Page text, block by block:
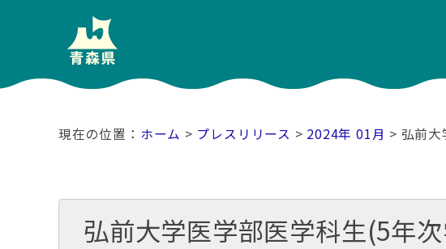
ホーム > プレスリリース > 2024年 01月 > 弘前
弘前大学医学部医学科生(5年